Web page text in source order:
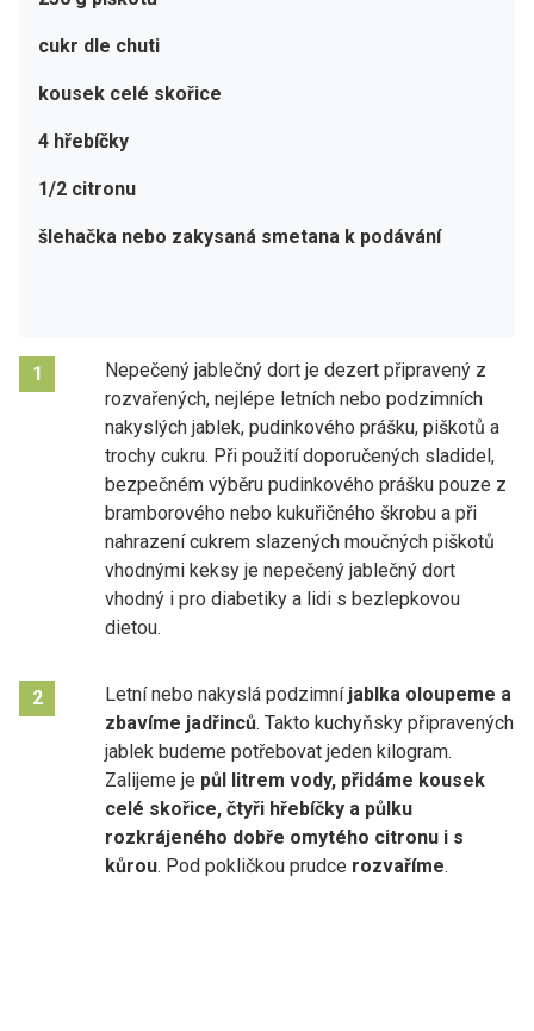
cukr dle chuti
kousek celé skořice
4 hřebíčky
1/2 citronu
šlehačka nebo zakysaná smetana k podávání
1
Nepečený jablečný dort je dezert připravený z
rozvařených, nejlépe letních nebo podzimních
nakyslých jablek, pudinkového prášku, piškotů a
trochy cukru. Při použití doporučených sladidel,
bezpečném výběru pudinkového prášku pouze z
bramborového nebo kukuřičného škrobu a při
nahrazení cukrem slazených moučných piškotů
vhodnými keksy je nepečený jablečný dort
vhodný i pro diabetiky a lidi s bezlepkovou
dietou.
2 Letní nebo nakyslá podzimníjablka oloupeme a
zbavíme jadřinců. Takto kuchyňsky připravených
jablek budeme potřebovat jeden kilogram.
Zalijeme je půl litrem vody, přidáme kousek
celé skořice, čtyři hřebíčky a půlku
rozkrájeného dobře omytého citronu i s
kůrou. Pod pokličkou prudce rozvaříme.